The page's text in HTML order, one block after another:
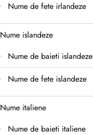
Nume de fete irlandeze
Nume islandeze
Nume de baieti islandeze
Nume de fete islandeze
Nume italiene
Nume de baieti italiene